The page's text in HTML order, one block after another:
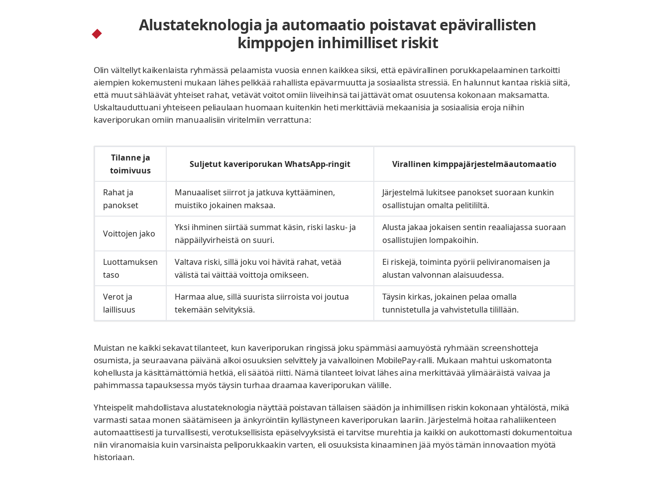
Alustateknologia ja automaatio poistavat epävirallisten
kimppojen inhimilliset riskit
Olin vältellyt kaikenlaista ryhmässä pelaamista vuosia ennen kaikkea siksi, että epävirallinen porukkapelaaminen tarkoitti
aiempien kokemusteni mukaan lähes pelkkää rahallista epävarmuutta ja sosiaalista stressiä. En halunnut kantaa riskiä siitä,
että muut sähläävät yhteiset rahat, vetävät voitot omiin liiveihinsä tai jättävät omat osuutensa kokonaan maksamatta.
Uskaltauduttuani yhteiseen peliaulaan huomaan kuitenkin heti merkittäviä mekaanisia ja sosiaalisia eroja niihin
kaveriporukan omiin manuaalisiin viritelmiin verrattuna:
Tilanne ja
toimivuus
Suljetut kaveriporukan WhatsApp-ringit Virallinen kimppajärjestelmäautomaatio
Rahat ja
panokset
Manuaaliset siirrot ja jatkuva kyttääminen,
muistiko jokainen maksaa.
Järjestelmä lukitsee panokset suoraan kunkin
osallistujan omalta pelitililtä.
Voittojen jako
Yksi ihminen siirtää summat käsin, riski lasku- ja
näppäilyvirheistä on suuri.
Alusta jakaa jokaisen sentin reaaliajassa suoraan
osallistujien lompakoihin.
Luottamuksen
taso
Valtava riski, sillä joku voi hävitä rahat, vetää
välistä tai väittää voittoja omikseen.
Ei riskejä, toiminta pyörii peliviranomaisen ja
alustan valvonnan alaisuudessa.
Verot ja
laillisuus
Harmaa alue, sillä suurista siirroista voi joutua
tekemään selvityksiä.
Täysin kirkas, jokainen pelaa omalla
tunnistetulla ja vahvistetulla tilillään.
Muistan ne kaikki sekavat tilanteet, kun kaveriporukan ringissä joku spämmäsi aamuyöstä ryhmään screenshotteja
osumista, ja seuraavana päivänä alkoi osuuksien selvittely ja vaivalloinen MobilePay-ralli. Mukaan mahtui uskomatonta
kohellusta ja käsittämättömiä hetkiä, eli säätöä riitti. Nämä tilanteet loivat lähes aina merkittävää ylimääräistä vaivaa ja
pahimmassa tapauksessa myös täysin turhaa draamaa kaveriporukan välille.
Yhteispelit mahdollistava alustateknologia näyttää poistavan tällaisen säädön ja inhimillisen riskin kokonaan yhtälöstä, mikä
varmasti sataa monen säätämiseen ja änkyröintiin kyllästyneen kaveriporukan laariin. Järjestelmä hoitaa rahaliikenteen
automaattisesti ja turvallisesti, verotuksellisista epäselvyyksistä ei tarvitse murehtia ja kaikki on aukottomasti dokumentoitua
niin viranomaisia kuin varsinaista peliporukkaakin varten, eli osuuksista kinaaminen jää myös tämän innovaation myötä
historiaan.